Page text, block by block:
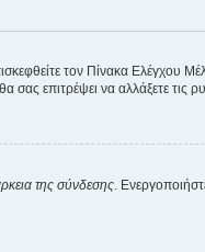
τον Πίνακα Ελέγχου
να αλλάξετε τις
της σύνδεσης .